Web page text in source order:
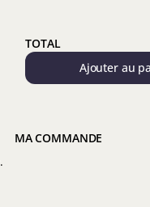
TOTAL
Ajouter au
MA COMMANDE